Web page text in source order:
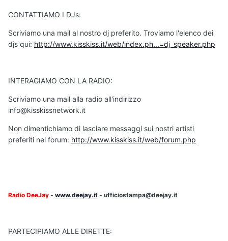
CONTATTIAMO I DJs:
Scriviamo una mail al nostro dj preferito. Troviamo l'elenco dei
djs qui: http://www.kisskiss.it/web/index.ph...=dj_speaker.php
INTERAGIAMO CON LA RADIO:
Scriviamo una mail alla radio all'indirizzo
info@kisskissnetwork.it
Non dimentichiamo di lasciare messaggi sui nostri artisti
preferiti nel forum: http://www.kisskiss.it/web/forum.php
Radio DeeJay - www.deejay.it - ufficiostampa@deejay.it
PARTECIPIAMO ALLE DIRETTE: